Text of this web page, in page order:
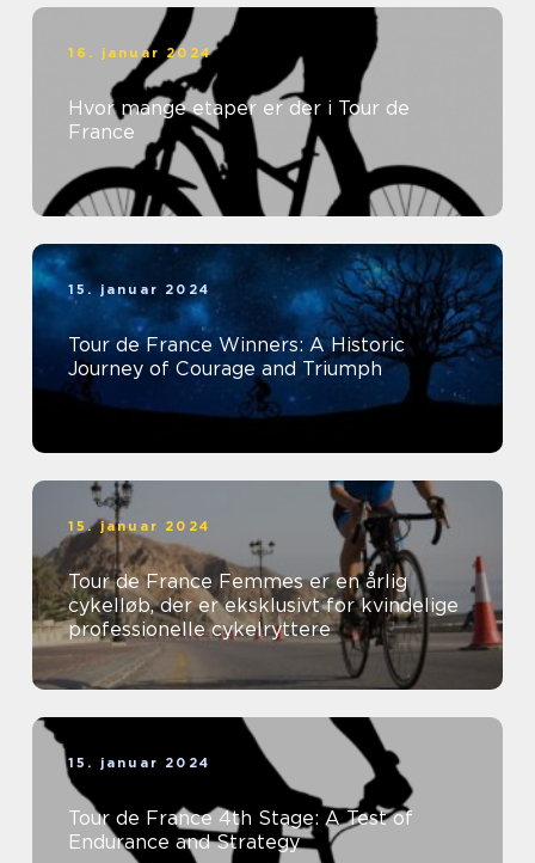
16. januar 2024
Hvor mange etaper er der i Tour de
France
15. januar 2024
Tour de France Winners: A Historic
Journey of Courage and Triumph
15. januar 2024
Tour de France Femmes er en årlig
cykelløb, der er eksklusivt for kvindelige
professionelle cykelryttere
15. januar 2024
Tour de France 4th Stage: A Test of
Endurance and Strategy